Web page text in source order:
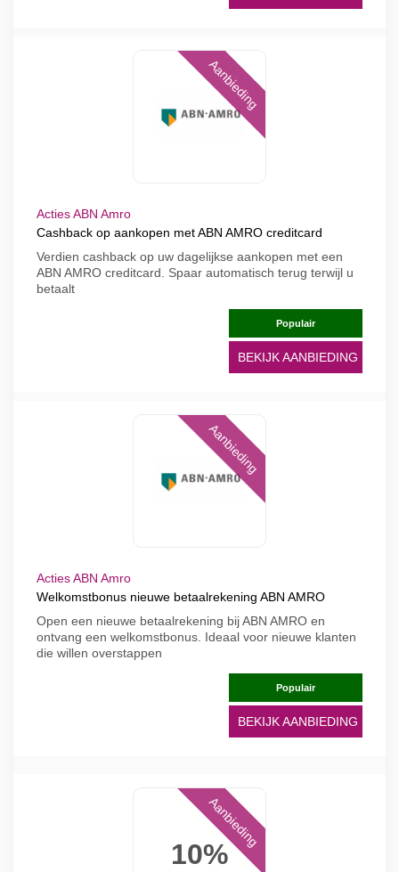
Aanbieding
Acties ABN Amro
Cashback op aankopen met ABN AMRO creditcard
Verdien cashback op uw dagelijkse aankopen met een
ABN AMRO creditcard. Spaar automatisch terug terwijl u
betaalt
Populair
BEKIJK AANBIEDING
Aanbieding
Acties ABN Amro
Welkomstbonus nieuwe betaalrekening ABN AMRO
Open een nieuwe betaalrekening bij ABN AMRO en
ontvang een welkomstbonus. Ideaal voor nieuwe klanten
die willen overstappen
Populair
BEKIJK AANBIEDING
10%
Aanbieding